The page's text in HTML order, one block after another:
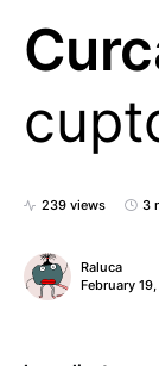
239 views 3
Raluca
February